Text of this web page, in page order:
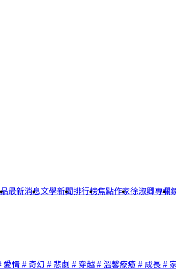
最新消息文學新聞排行榜焦點作家徐淑卿專欄
愛情 # 奇幻 # 悲劇 # 穿越# 溫馨療癒 # 成長 #